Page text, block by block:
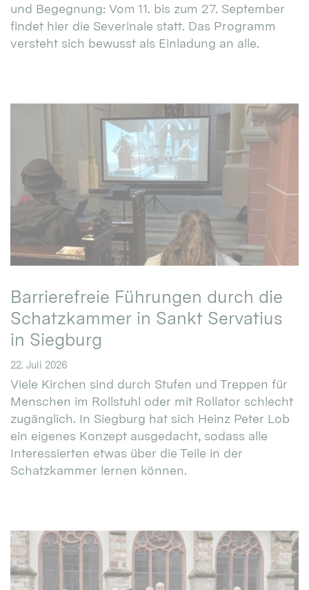
und Begegnung: Vom 11. bis zum 27. September
findet hier die Severinale statt. Das Programm
versteht sich bewusst als Einladung an alle.
Barrierefreie Führungen durch die
Schatzkammer in Sankt Servatius
in Siegburg
22. Juli 2026
Viele Kirchen sind durch Stufen und Treppen für
Menschen im Rollstuhl oder mit Rollator schlecht
zugänglich. In Siegburg hat sich Heinz Peter Lob
ein eigenes Konzept ausgedacht, sodass alle
Interessierten etwas über die Teile in der
Schatzkammer lernen können.